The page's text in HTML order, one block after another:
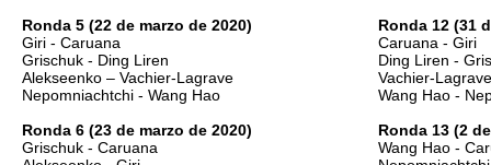
Ronda 5 (22 de marzo de 2020)
Giri - Caruana
Grischuk - Ding Liren
Alekseenko – Vachier-Lagrave
Nepomniachtchi - Wang Hao
Ronda 6 (23 de marzo de 2020)
Grischuk - Caruana
Ronda 12 (31
Caruana - Giri
Ding Liren -
Vachier-
Wang Hao -
Ronda 13 (2
Wang Hao -